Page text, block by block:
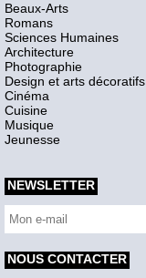
Beaux-Arts
Romans
Sciences Humaines
Architecture
Photographie
Design et arts décoratifs
Cinéma
Cuisine
Musique
Jeunesse
NEWSLETTER
NOUS CONTACTER